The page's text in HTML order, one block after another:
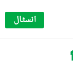
انسٹال